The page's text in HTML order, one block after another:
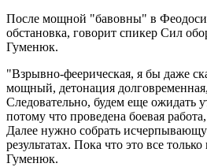
После мощной "бавовны" в
обстановка, говорит спикер Сил
Гуменюк.
"Взрывно-феерическая, я бы даже
мощный, детонация
Следовательно, будем еще ожидать
потому что проведена боевая
Далее нужно собрать
результатах. Пока что это все
Гуменюк.